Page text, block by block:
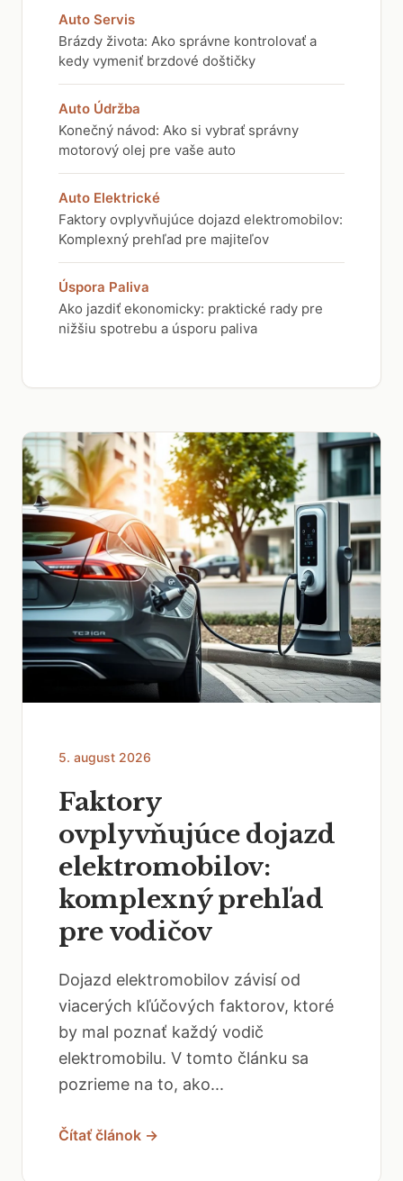
Auto Servis
Brázdy života: Ako správne kontrolovať a
kedy vymeniť brzdové doštičky
Auto Údržba
Konečný návod: Ako si vybrať správny
motorový olej pre vaše auto
Auto Elektrické
Faktory ovplyvňujúce dojazd elektromobilov:
Komplexný prehľad pre majiteľov
Úspora Paliva
Ako jazdiť ekonomicky: praktické rady pre
nižšiu spotrebu a úsporu paliva
5. august 2026
Faktory
ovplyvňujúce dojazd
elektromobilov:
komplexný prehľad
pre vodičov
Dojazd elektromobilov závisí od
viacerých kľúčových faktorov, ktoré
by mal poznať každý vodič
elektromobilu. V tomto článku sa
pozrieme na to, ako...
Čítať článok →